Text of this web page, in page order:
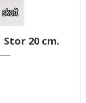
Stor 20 cm.